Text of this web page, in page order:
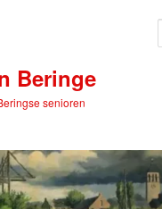
Beringe
senioren